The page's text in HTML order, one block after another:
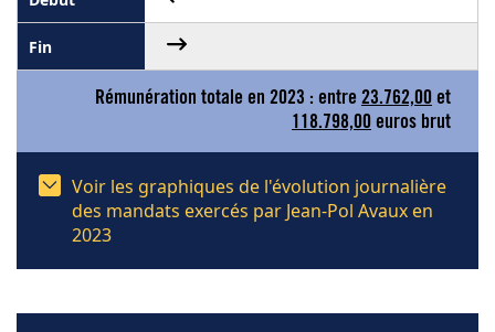
Rémunération totale en 2023 : entre 23.762,00 et
118.798,00 euros brut
Voir les graphiques de l'évolution journalière
des mandats exercés par Jean-Pol Avaux en
2023